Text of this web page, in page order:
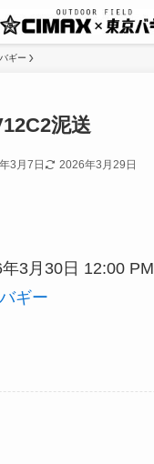
バギー
泥送
3月7日 2026年3月29日
3月30日 12:00 PM
バギー